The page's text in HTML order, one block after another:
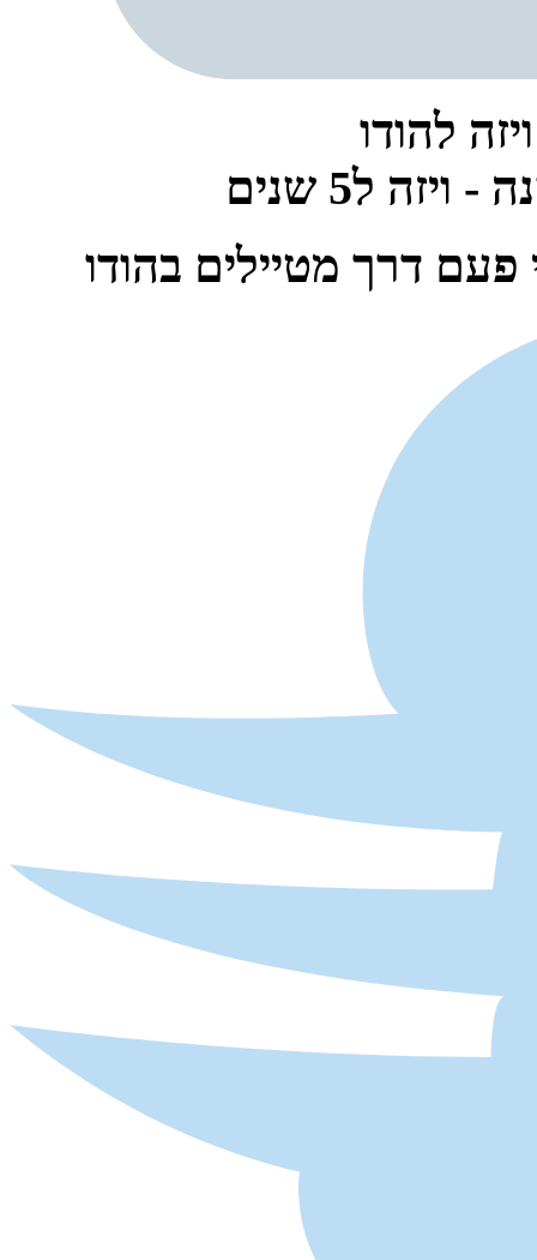
להודו
דרך מטיילים בהודו